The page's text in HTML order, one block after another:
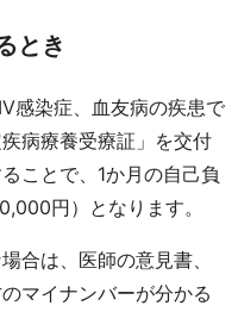
とき
感染症、血友病の疾患で
病療養受療証」を交付
ことで、1か月の自己負
円）となります。
合は、医師の意見書、
マイナンバーが分かる